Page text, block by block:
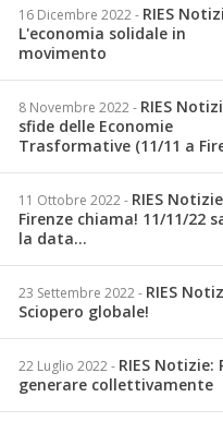
16 Dicembre 2022- RIES
L'economia solidale in
movimento
8 Novembre 2022- RIES
sfide delle Economie
Trasformative (11/11 a
11 Ottobre 2022- RIES
Firenze chiama! 11/11/22
la data...
23 Settembre 2022- RIES
Sciopero globale!
22 Luglio 2022- RIES Notizie:
generare collettivamente